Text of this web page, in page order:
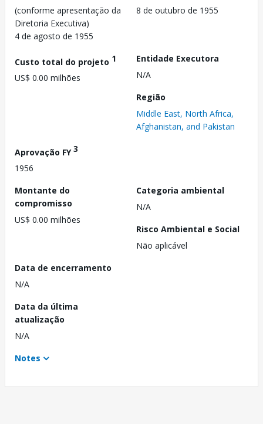
(conforme apresentação da
Diretoria Executiva)
4 de agosto de 1955
8 de outubro de 1955
Custo total do projeto 1
US$ 0.00 milhões
Entidade Executora
N/A
Região
Middle East, North Africa,
Afghanistan, and Pakistan
Aprovação FY3
1956
Montante do
compromisso
US$ 0.00 milhões
Categoria ambiental
N/A
Risco Ambiental e Social
Não aplicável
Data de encerramento
N/A
Data da última
atualização
N/A
Notes